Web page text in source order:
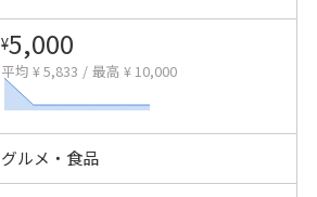
¥5,000
平均 ¥ 5,833 / 最高 ¥ 10,000
グルメ・食品